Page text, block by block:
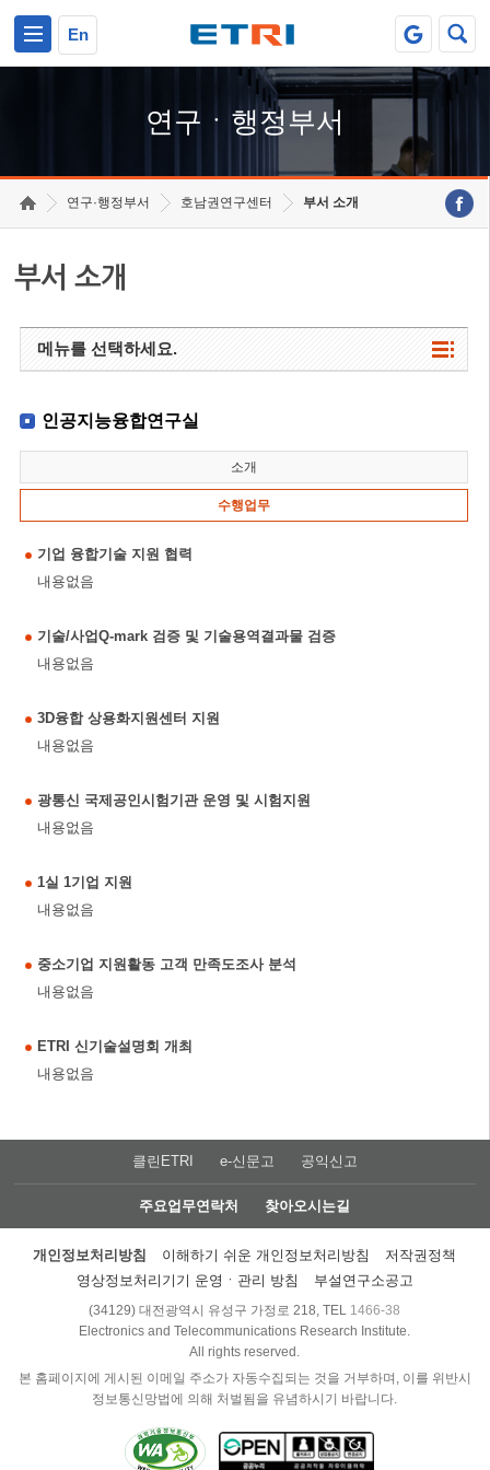
En
연구ㆍ행정부서
연구·행정부서 호남권연구센터 부서 소개
부서 소개
메뉴를 선택하세요.
인공지능융합연구실
소개
수행업무
기업 융합기술 지원 협력
내용없음
기술/사업Q-mark 검증 및 기술용역결과물 검증
내용없음
3D융합 상용화지원센터 지원
내용없음
광통신 국제공인시험기관 운영 및 시험지원
내용없음
1실 1기업 지원
내용없음
중소기업 지원활동 고객 만족도조사 분석
내용없음
ETRI 신기술설명회 개최
내용없음
클린ETRI e-신문고 공익신고
주요업무연락처 찾아오시는길
개인정보처리방침 이해하기 쉬운 개인정보처리방침
저작권정책
영상정보처리기기 운영ㆍ관리 방침
부설연구소공고
(34129) 대전광역시 유성구 가정로 218, TEL 1466-38
Electronics and Telecommunications Research Institute.
All rights reserved.
본 홈페이지에 게시된 이메일 주소가 자동수집되는 것을 거부하며, 이를 위반시
정보통신망법에 의해 처벌됨을 유념하시기 바랍니다.